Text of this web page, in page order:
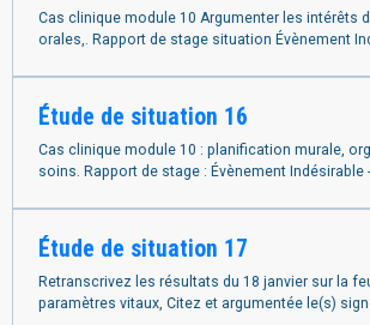
Cas clinique module 10 Argumenter les intérêts des transmissions
orales,. Rapport de stage situation Évènement Indésirable
Étude de situation 16
Cas clinique module 10 : planification murale,
soins. Rapport de stage : Évènement Indésirable - Traitement de la
Étude de situation 17
Retranscrivez les résultats du 18 janvier sur la
paramètres vitaux, Citez et argumentée le(s)